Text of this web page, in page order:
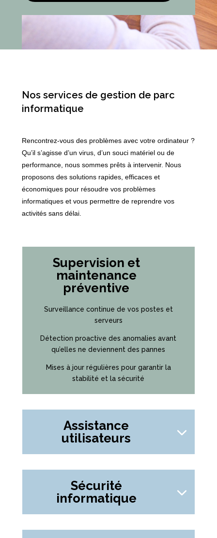
Nos services de gestion de parc
informatique
Rencontrez-vous des problèmes avec votre ordinateur ?
Qu’il s’agisse d’un virus, d’un souci matériel ou de
performance, nous sommes prêts à intervenir. Nous
proposons des solutions rapides, efficaces et
économiques pour résoudre vos problèmes
informatiques et vous permettre de reprendre vos
activités sans délai.
Supervision et
maintenance
préventive
Surveillance continue de vos postes et
serveurs
Détection proactive des anomalies avant
qu’elles ne deviennent des pannes
Mises à jour régulières pour garantir la
stabilité et la sécurité
Assistance
utilisateurs
Sécurité
informatique